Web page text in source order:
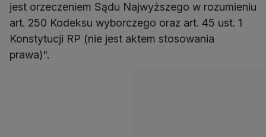
jest orzeczeniem Sądu Najwyższego w rozumieniu
art. 250 Kodeksu wyborczego oraz art. 45 ust. 1
Konstytucji RP (nie jest aktem stosowania
prawa)".